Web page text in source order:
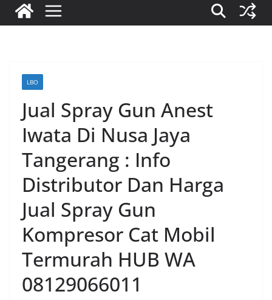
LBO
Jual Spray Gun Anest
Iwata Di Nusa Jaya
Tangerang : Info
Distributor Dan Harga
Jual Spray Gun
Kompresor Cat Mobil
Termurah HUB WA
08129066011